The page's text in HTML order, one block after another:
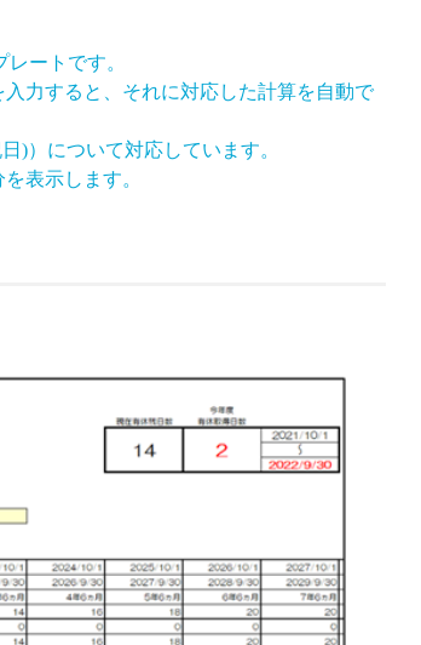
ートです。
力すると、それに対応した計算を自動で
)）について対応しています。
表示します。